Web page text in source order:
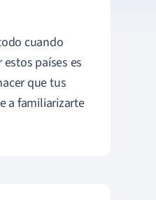
cuando
países es
que tus
a familiarizarte